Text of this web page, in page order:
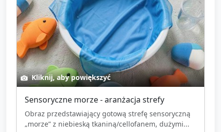
Kliknij, aby powiększyć
Sensoryczne morze - aranżacja strefy
Obraz przedstawiający gotową strefę sensoryczną
„morze” z niebieską tkaniną/cellofanem, dużymi...